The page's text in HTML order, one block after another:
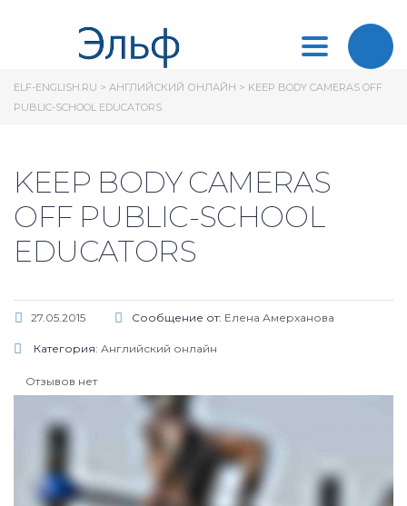
Toggle
ELF-ENGLISH.RU > АНГЛИЙСКИЙ ОНЛАЙН > KEEP BODY CAMERAS OFF
PUBLIC-SCHOOL EDUCATORS
KEEP BODY CAMERAS
OFF PUBLIC-SCHOOL
EDUCATORS
27.05.2015 Сообщение от: Елена Амерханова
Категория: Английский онлайн
Отзывов нет